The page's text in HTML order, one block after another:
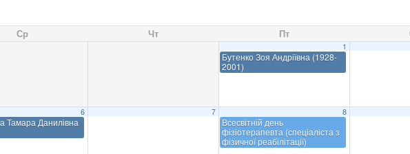
Ср Чт Пт
1
Бутенко Зоя Андріївна (1928-
2001)
6
Тамара Данилівна
7 8
Всесвітній день
фізіотерапевта (спеціаліста з
фізичної реабілітації)